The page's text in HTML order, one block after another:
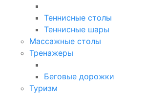
Теннисные столы
Теннисные шары
Массажные столы
Тренажеры
Беговые дорожки
Туризм